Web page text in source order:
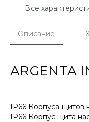
Все
Описание
ARGENTA
IP66 Корпуса щитов
IP66 Корпус щита